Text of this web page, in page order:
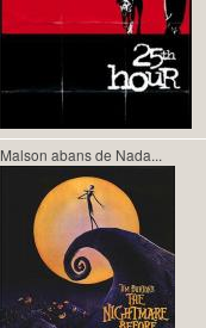
Malson abans de Nada...